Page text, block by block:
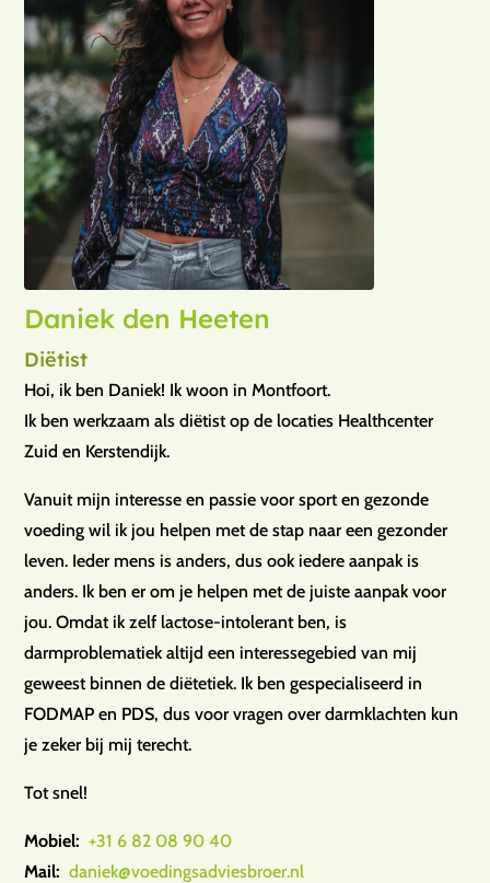
Daniek den Heeten
Diëtist
Hoi, ik ben Daniek! Ik woon in Montfoort.
Ik ben werkzaam als diëtist op de locaties Healthcenter
Zuid en Kerstendijk.
Vanuit mijn interesse en passie voor sport en gezonde
voeding wil ik jou helpen met de stap naar een gezonder
leven. Ieder mens is anders, dus ook iedere aanpak is
anders. Ik ben er om je helpen met de juiste aanpak voor
jou. Omdat ik zelf lactose-intolerant ben, is
darmproblematiek altijd een interessegebied van mij
geweest binnen de diëtetiek. Ik ben gespecialiseerd in
FODMAP en PDS, dus voor vragen over darmklachten kun
je zeker bij mij terecht.
Tot snel!
Mobiel: +31 6 82 08 90 40
Mail: daniek@voedingsadviesbroer.nl